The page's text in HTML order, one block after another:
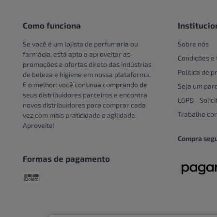
Creme Para Área Do Olho
Cuidado Com A Mão
Cuidados bucais especiais
Cuidados com o couro
cabeludo
Cuidados Com Os Pés
Cuidados especiais
Cuidados Pessoais
Unidade
Como funciona
Se você é um lojista de perfumaria ou
farmácia, está apto a aproveitar as
promoções e ofertas direto das indústrias
de beleza e higiene em nossa plataforma.
E o melhor: você continua comprando de
seus distribuidores parceiros e encontra
novos distribuidores para comprar cada
vez com mais praticidade e agilidade.
Aproveite!
Formas de pagamento
Sobre nós
Condições
Política de
Seja um
LGPD -
Trabalhe
Compra